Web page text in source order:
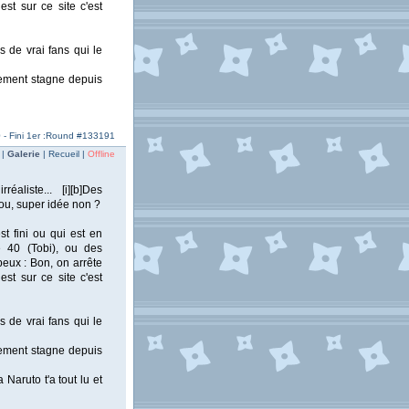
sur ce site c'est
de vrai fans qui le
stagne depuis
Fini 1er :Round #133191
| Galerie | Recueil | Offline
[i][b]Des
super idée non ?
fini ou qui est en
40 (Tobi), ou des
: Bon, on arrête
sur ce site c'est
de vrai fans qui le
stagne depuis
Naruto t'a tout lu et